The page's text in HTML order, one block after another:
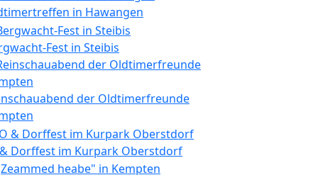
in Hawangen
Fest in Steibis
der Oldtimerfreunde
& Dorffest im Kurpark Oberstdorf